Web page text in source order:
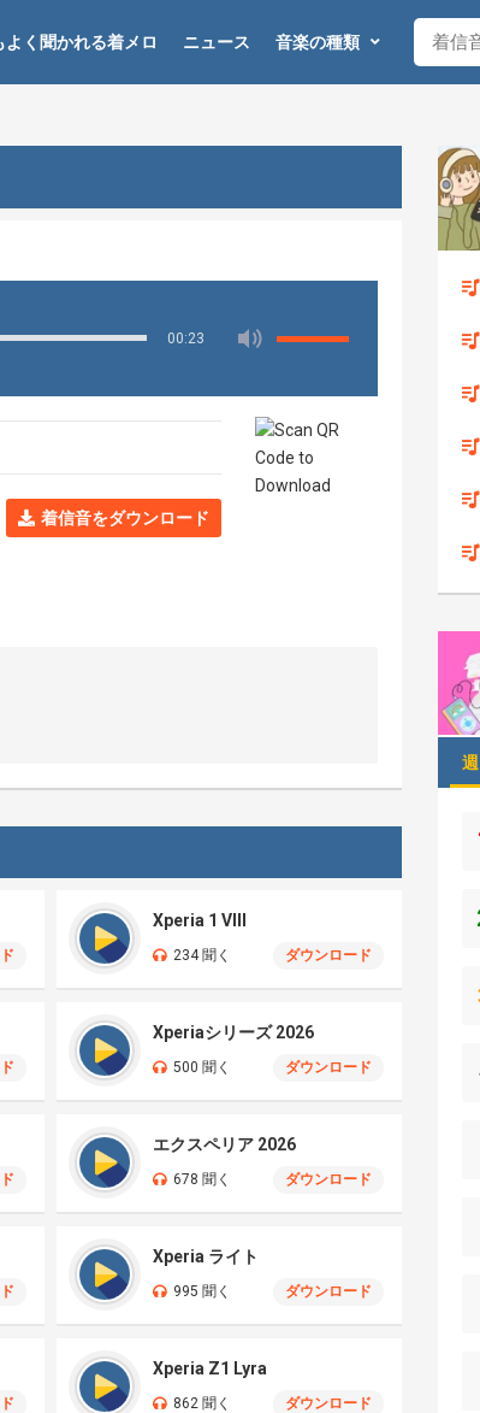
よく聞かれる着メロ ニュース 音楽の種類
00:23
着信音をダウンロード
Xperia 1 VIII
234 聞く ダウンロード
Xperiaシリーズ 2026
500 聞く ダウンロード
エクスペリア 2026
678 聞く ダウンロード
Xperia ライト
995 聞く ダウンロード
Xperia Z1 Lyra
862 聞く ダウンロード